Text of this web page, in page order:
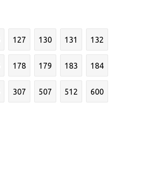
127 130 131 132
178 179 183 184
307 507 512 600